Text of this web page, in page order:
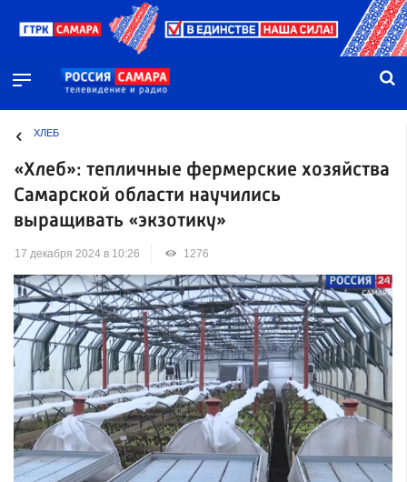
ХЛЕБ
«Хлеб»: тепличные фермерские хозяйства
Самарской области научились
выращивать «экзотику»
17 декабря 2024 в 10:26 1276